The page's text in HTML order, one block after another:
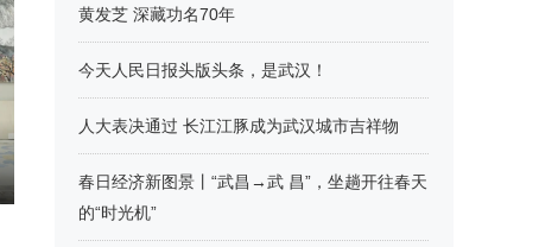
黄发芝 深藏功名70年
今天人民日报头版头条，是武汉！
人大表决通过 长江江豚成为武汉城市吉祥物
春日经济新图景丨“武昌→武 昌”，坐趟开往春天
的“时光机”